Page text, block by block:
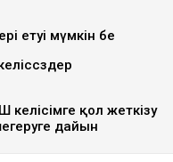
етуі мүмкін бе
қол жеткізу
дайын